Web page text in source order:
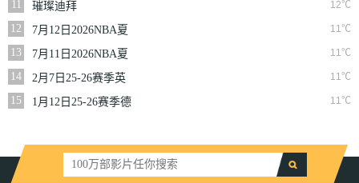
VS利雅得胜利
11 12℃
璀璨迪拜
12
11℃
7月12日2026NBA夏
季联赛尼克斯VS马刺
13 11℃
7月11日2026NBA夏
季联赛公牛VS灰熊
14 11℃
2月7日25-26赛季英
超第25轮伯恩利VS西
汉姆联
15 11℃
1月12日25-26赛季德